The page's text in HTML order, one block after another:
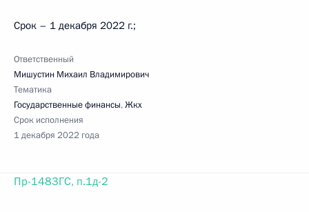
Срок – 1 декабря 2022 г.;
Ответственный
Мишустин Михаил Владимирович
Тематика
Государственные финансы,Жкх
Срок исполнения
1 декабря 2022 года
Пр-1483ГС, п.1д-2